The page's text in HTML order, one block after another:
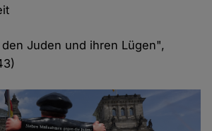
Juden und ihren Lügen",